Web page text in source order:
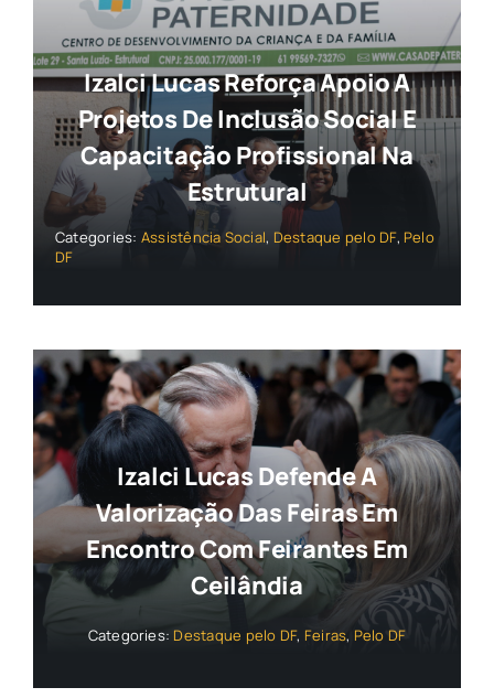
Izalci Lucas Reforça Apoio A
Projetos De Inclusão Social E
Capacitação Profissional Na
Estrutural
Categories: Assistência Social, Destaque pelo DF, Pelo
DF
Izalci Lucas Defende A
Valorização Das Feiras Em
Encontro Com Feirantes Em
Ceilândia
Categories: Destaque pelo DF, Feiras, Pelo DF